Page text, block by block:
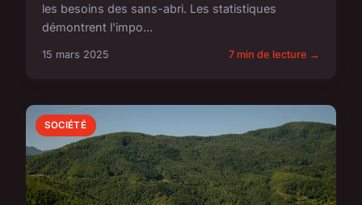
les besoins des sans-abri. Les statistiques
démontrent l'impo...
15 mars 2025 7 min de lecture →
SOCIÉTÉ